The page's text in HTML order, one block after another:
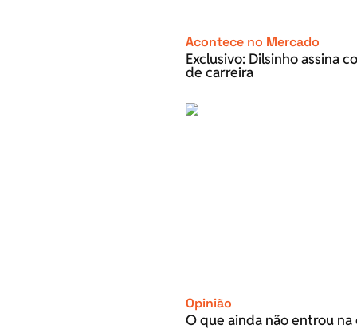
Acontece no Mercado
Exclusivo: Dilsinho assina
de carreira
Opinião
O que ainda não entrou